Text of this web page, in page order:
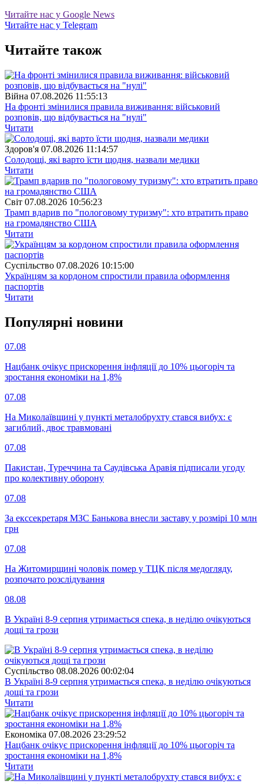
Читайте нас у Google News
Читайте нас у Telegram
Читайте також
Війна 07.08.2026 11:55:13
На фронті змінилися правила виживання: військовий
розповів, що відбувається на "нулі"
Читати
Здоров'я 07.08.2026 11:14:57
Солодощі, які варто їсти щодня, назвали медики
Читати
Свiт 07.08.2026 10:56:23
Трамп вдарив по "пологовому туризму": хто втратить право
на громадянство США
Читати
Суспiльство 07.08.2026 10:15:00
Українцям за кордоном спростили правила оформлення
паспортів
Читати
Популярнi новини
07.08
Нацбанк очікує прискорення інфляції до 10% цьогоріч та
зростання економіки на 1,8%
07.08
На Миколаївщині у пункті металобрухту стався вибух: є
загиблий, двоє травмовані
07.08
Пакистан, Туреччина та Саудівська Аравія підписали угоду
про колективну оборону
07.08
За екссекретаря МЗС Банькова внесли заставу у розмірі 10 млн
грн
07.08
На Житомирщині чоловік помер у ТЦК після медогляду,
розпочато розслідування
08.08
В Україні 8-9 серпня утримається спека, в неділю очікуються
дощі та грози
Суспiльство 08.08.2026 00:02:04
В Україні 8-9 серпня утримається спека, в неділю очікуються
дощі та грози
Читати
Економіка 07.08.2026 23:29:52
Нацбанк очікує прискорення інфляції до 10% цьогоріч та
зростання економіки на 1,8%
Читати